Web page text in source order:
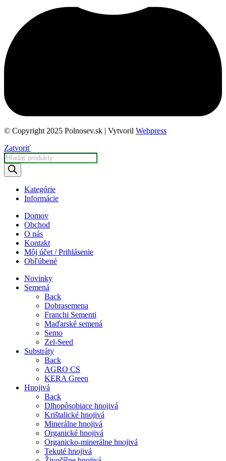
© Copyright 2025 Polnosev.sk | Vytvoril Webpress
Zatvoriť
Products
search
Kategórie
Informácie
Domov
Obchod
O nás
Kontakt
Môj účet / Prihlásenie
Obľúbené
Novinky
Semená
Back
Dobrasemena
Franchi Sementi
Maďarské semená
Semo
Zel-Seed
Substráty
Back
AGRO CS
KERA Green
Hnojivá
Back
Dlhopôsobiace hnojivá
Krištalické hnojivá
Minerálne hnojivá
Organické hnojivá
Organicko-minerálne hnojivá
Tekuté hnojivá